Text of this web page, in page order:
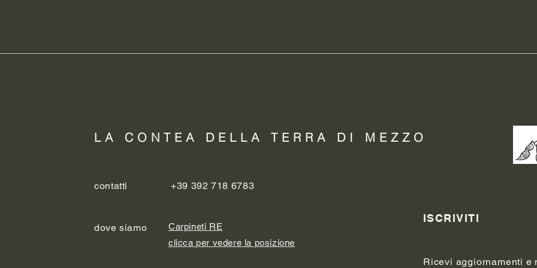
LA CONTEA DELLA TERRA DI MEZZO
contatti +39 392 718 6783
dove siamo
Carpineti RE
clicca per vedere la posizione
ISCRIVITI
Ricevi aggiornamenti e